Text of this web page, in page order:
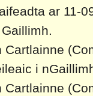
ar 11-
Cartlainne
i
Cartlainne